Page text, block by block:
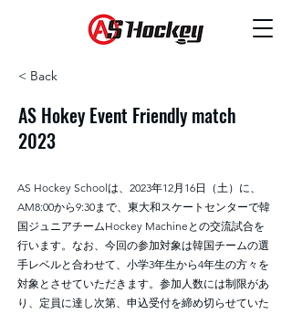
< Back
AS Hokey Event Friendly match
2023
AS Hockey Schoolは、2023年12月16日（土）に、
AM8:00から9:30まで、東大和スケートセンターで韓
国ジュニアチームHockey Machineとの交流試合を
行います。なお、今回の参加対象は韓国チームの選
手レベルと合わせて、小学3年生から4年生の方々を
対象とさせていただきます。参加人数には制限があ
り、定員に達し次第、申込受付を締め切らせていた